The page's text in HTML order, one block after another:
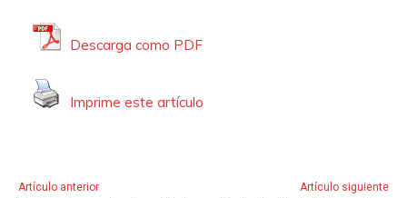
Descarga como PDF
Imprime este artículo
Artículo anterior Artículo siguiente